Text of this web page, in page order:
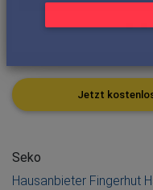
Seko
Hausanbieter Fingerhut
Jetzt